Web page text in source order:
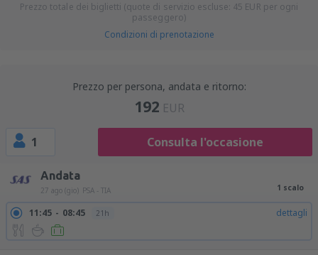
Prezzo totale dei biglietti (quote di servizio escluse: 45 EUR per ogni
passeggero)
Condizioni di prenotazione
Prezzo per persona, andata e ritorno:
192 EUR
1 Consulta l'occasione
Andata
27 ago (gio) PSA - TIA 1 scalo
11:45 08:45 21h dettagli